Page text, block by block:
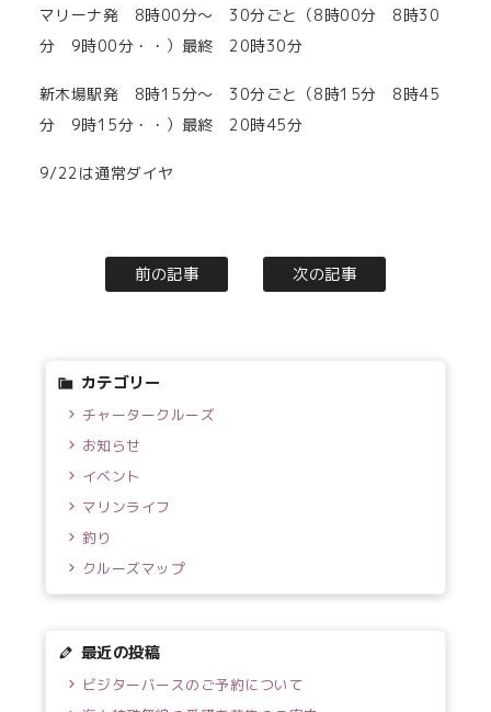
マリーナ発 8時00分～ 30分ごと（8時00分 8時30
分 9時00分・・）最終 20時30分
新木場駅発 8時15分～ 30分ごと（8時15分 8時45
分 9時15分・・）最終 20時45分
9/22は通常ダイヤ
前の記事 次の記事
カテゴリー
チャータークルーズ
お知らせ
イベント
マリンライフ
釣り
クルーズマップ
最近の投稿
ビジターバースのご予約について